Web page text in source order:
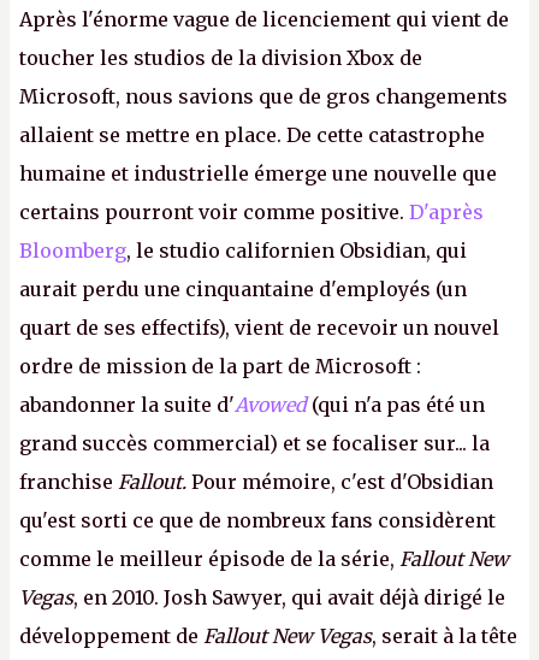
Après l'énorme vague de licenciement qui vient de
toucher les studios de la division Xbox de
Microsoft, nous savions que de gros changements
allaient se mettre en place. De cette catastrophe
humaine et industrielle émerge une nouvelle que
certains pourront voir comme positive. D'après
Bloomberg, le studio californien Obsidian, qui
aurait perdu une cinquantaine d'employés (un
quart de ses effectifs), vient de recevoir un nouvel
ordre de mission de la part de Microsoft :
abandonner la suite d'Avowed(qui n'a pas été un
grand succès commercial) et se focaliser sur... la
franchise Fallout. Pour mémoire, c'est d'Obsidian
qu'est sorti ce que de nombreux fans considèrent
comme le meilleur épisode de la série, Fallout New
Vegas, en 2010. Josh Sawyer, qui avait déjà dirigé le
développement de Fallout New Vegas, serait à la tête